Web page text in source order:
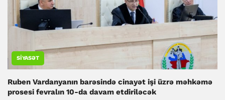
SIYASƏT
Ruben Vardanyanın barəsində cinayət işi üzrə məhkəmə
prosesi fevralın 10-da davam etdiriləcək